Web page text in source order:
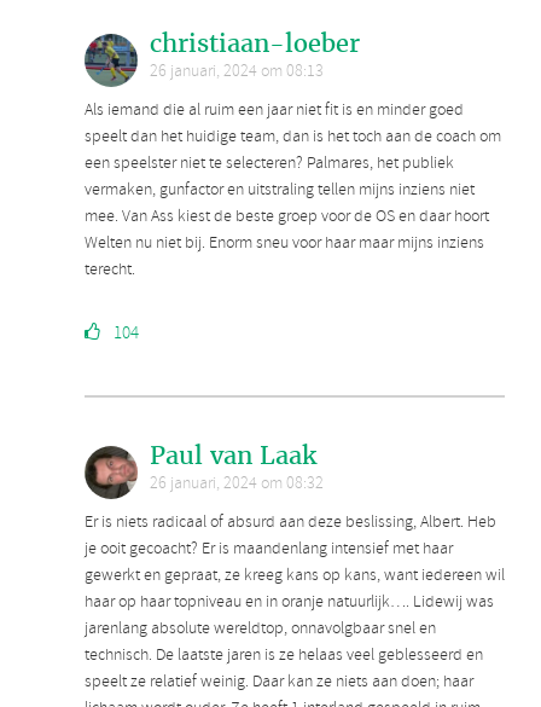
christiaan-loeber
26 januari, 2024 om 08:13
Als iemand die al ruim een jaar niet fit is en minder goed
speelt dan het huidige team, dan is het toch aan de coach om
een speelster niet te selecteren? Palmares, het publiek
vermaken, gunfactor en uitstraling tellen mijns inziens niet
mee. Van Ass kiest de beste groep voor de OS en daar hoort
Welten nu niet bij. Enorm sneu voor haar maar mijns inziens
terecht.
104
Paul van Laak
26 januari, 2024 om 08:32
Er is niets radicaal of absurd aan deze beslissing, Albert. Heb
je ooit gecoacht? Er is maandenlang intensief met haar
gewerkt en gepraat, ze kreeg kans op kans, want iedereen wil
haar op haar topniveau en in oranje natuurlijk…. Lidewij was
jarenlang absolute wereldtop, onnavolgbaar snel en
technisch. De laatste jaren is ze helaas veel geblesseerd en
speelt ze relatief weinig. Daar kan ze niets aan doen; haar